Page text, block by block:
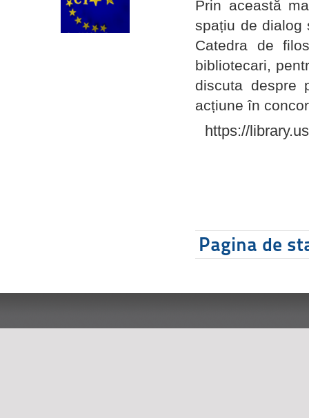
Prin această
spațiu de dialog
Catedra de
bibliotecari,
discuta despre
acțiune în
https://
Pagina de